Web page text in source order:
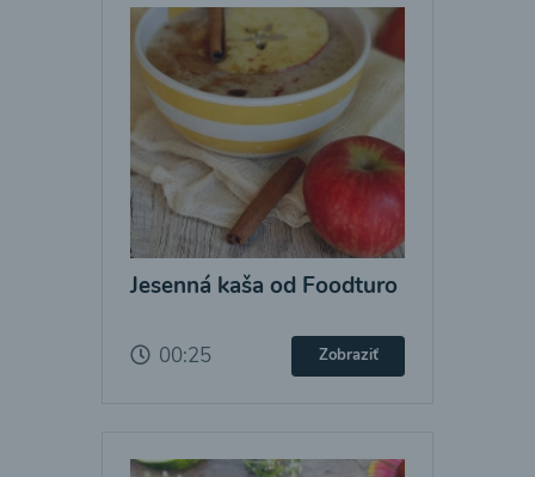
Jesenná kaša od Foodturo
00:25 Zobraziť